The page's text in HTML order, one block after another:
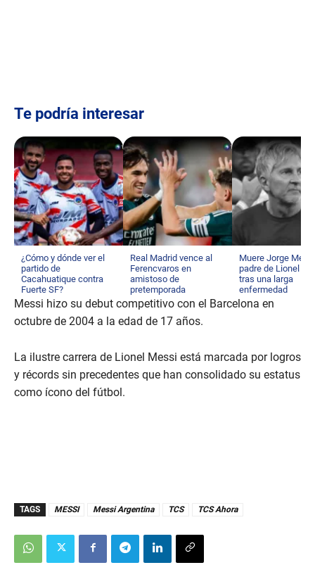
Te podría interesar
¿Cómo y dónde ver el
partido de
Cacahuatique contra
Fuerte SF?
Real Madrid vence al
Ferencvaros en
amistoso de
pretemporada
Muere Jorge
padre de Lionel
tras una larga
enfermedad
Messi hizo su debut competitivo con el Barcelona en
octubre de 2004 a la edad de 17 años.
La ilustre carrera de Lionel Messi está marcada por logros
y récords sin precedentes que han consolidado su estatus
como ícono del fútbol.
TAGS MESSI Messi Argentina TCS TCS Ahora